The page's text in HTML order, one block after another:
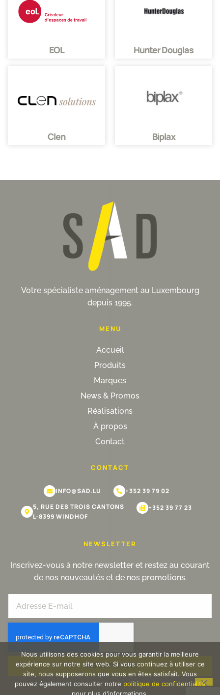
EOL Hunter Douglas
Clen Biplax
Votre spécialiste aménagement au Luxembourg
depuis 1995.
MENU
Accueil
Produits
Marques
News & Promos
Réalisations
À propos
Contact
CONTACT
INFO@SAD.LU
+352 39 79 02
5, RUE DES TROIS CANTONS
L-8399 WINDHOF
+352 39 77 23
NEWSLETTER
Inscrivez-vous à notre newsletter et restez au courant
de nos nouveautés et de nos promotions.
INSCRPITION
Nous utilisons des cookies pour vous garantir la meilleure
expérience sur notre site web. Si vous continuez à utiliser ce
site, nous supposerons que vous en êtes satisfait. Vous
pouvez également consulter notre politique de confidentialité